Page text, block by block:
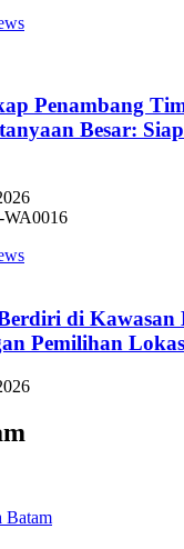
Penambang
Besar:
di Kawasan
Pemilihan
Batam